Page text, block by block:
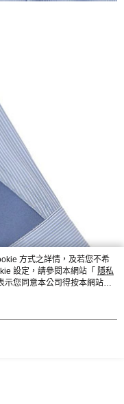
方式之詳情，及若您不希
設定，請參閱本網站「 隱私
示您同意本公司得按本網站使